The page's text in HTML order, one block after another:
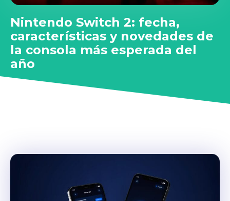
Nintendo Switch 2: fecha,
características y novedades de
la consola más esperada del
año